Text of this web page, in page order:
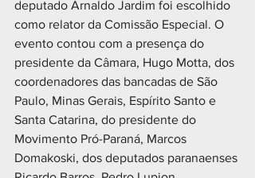
deputado Arnaldo Jardim foi escolhido
como relator da Comissão Especial. O
evento contou com a presença do
presidente da Câmara, Hugo Motta, dos
coordenadores das bancadas de São
Paulo, Minas Gerais, Espírito Santo e
Santa Catarina, do presidente do
Movimento Pró-Paraná, Marcos
Domakoski, dos deputados paranaenses